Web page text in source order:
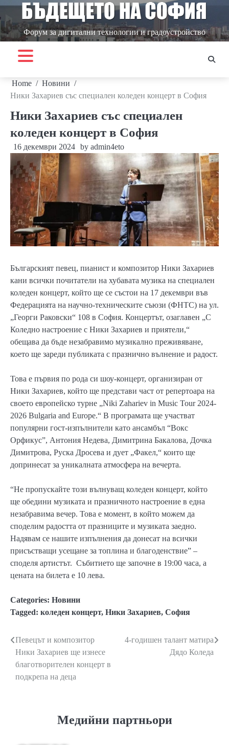
Skip
to
contentФорум за дигитални технологии и градоустройство
Home
Новини
Ники Захариев със специален коледен концерт в София
Ники Захариев със специален
коледен концерт в София
16 декември 2024 by admin4eto
Българският певец, пианист и композитор Ники Захариев
кани всички почитатели на хубавата музика на специален
коледен концерт, който ще се състои на 17 декември във
Федерацията на научно-техническите съюзи (ФНТС) на ул.
„Георги Раковски“ 108 в София. Концертът, озаглавен „С
Коледно настроение с Ники Захариев и приятели,“
обещава да бъде незабравимо музикално преживяване,
което ще зареди публиката с празнично вълнение и радост.
Това е първия по рода си шоу-концерт, организиран от
Ники Захариев, който ще представи част от репертоара на
своето европейско турне „Niki Zahariev in Music Tour 2024-
2026 Bulgaria and Europe.“ В програмата ще участват
популярни гост-изпълнители като ансамбъл “Вокс
Орфикус”, Антония Недева, Димитрина Бакалова, Дочка
Димитрова, Руска Дросева и дует „Факел,“ които ще
допринесат за уникалната атмосфера на вечерта.
“Не пропускайте този вълнуващ коледен концерт, който
ще обедини музиката и празничното настроение в една
незабравима вечер. Това е момент, в който можем да
споделим радостта от празниците и музиката заедно.
Надявам се нашите изпълнения да донесат на всички
присъстващи усещане за топлина и благоденствие” –
споделя артистът. Събитието ще започне в 19:00 часа, а
цената на билета е 10 лева.
Categories: Новини
Tagged: коледен концерт, Ники Захариев, София
Навигация
Певецът и композитор
Ники Захариев ще изнесе
благотворителен концерт в
подкрепа на деца
4-годишен талант матира
Дядо Коледа
Медийни партньори